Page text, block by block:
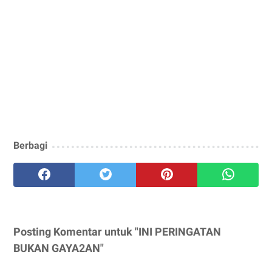
Berbagi
Posting Komentar untuk "INI PERINGATAN
BUKAN GAYA2AN"